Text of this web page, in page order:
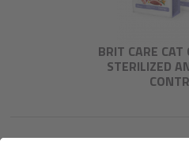
BRIT CARE CAT
STERILIZED